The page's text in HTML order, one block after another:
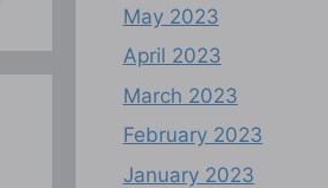
May 2023
April 2023
March 2023
February 2023
January 2023